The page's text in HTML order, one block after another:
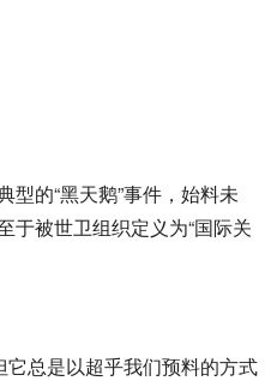
的“黑天鹅”事件，始料未
于被世卫组织定义为“国际关
它总是以超乎我们预料的方式